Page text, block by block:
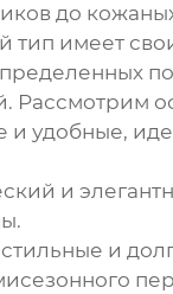
до
тип имеет
Рассмотрим
и удобные,
и
и